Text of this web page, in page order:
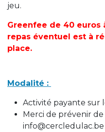
jeu.
Greenfee de 40 euros
repas éventuel est à
place.
Modalité :
Activité payante sur
Merci de prévenir
info@cercledulac.be